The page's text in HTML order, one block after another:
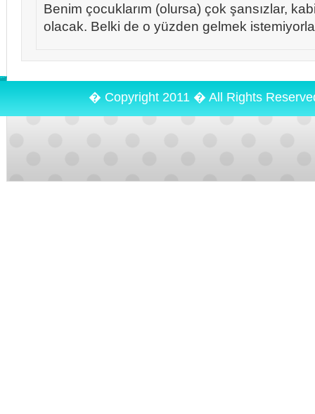
Benim çocuklarım (olursa) çok şansızlar,
olacak. Belki de o yüzden gelmek
� Copyright 2011 � All Rights